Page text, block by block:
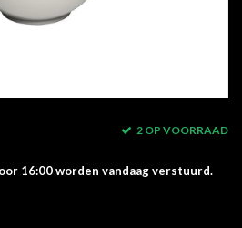
2 OP VOORRAAD
16:00 worden vandaag verstuurd.